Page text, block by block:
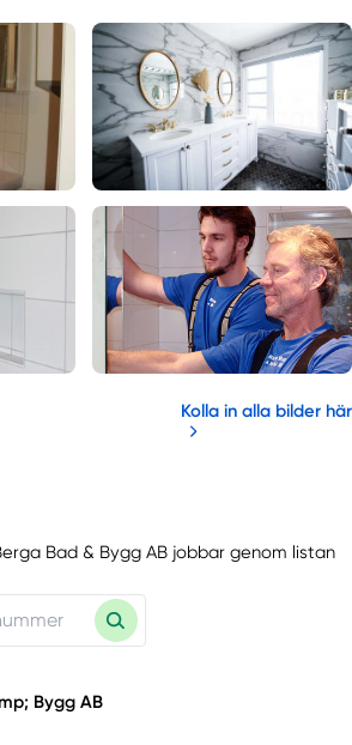
Kolla in alla bilder här
Bad & Bygg AB jobbar genom listan
Bygg AB